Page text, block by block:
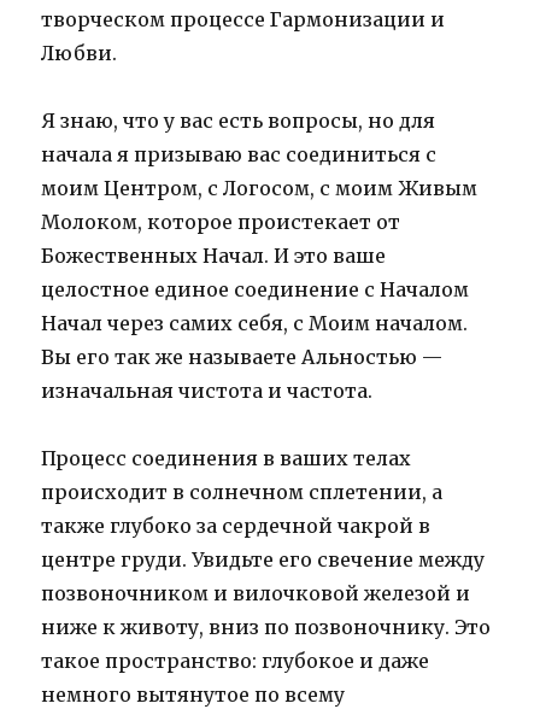
творческом процессе Гармонизации и
Любви.
Я знаю, что у вас есть вопросы, но для
начала я призываю вас соединиться с
моим Центром, с Логосом, с моим Живым
Молоком, которое проистекает от
Божественных Начал. И это ваше
целостное единое соединение с Началом
Начал через самих себя, с Моим началом.
Вы его так же называете Альностью —
изначальная чистота и частота.
Процесс соединения в ваших телах
происходит в солнечном сплетении, а
также глубоко за сердечной чакрой в
центре груди. Увидьте его свечение между
позвоночником и вилочковой железой и
ниже к животу, вниз по позвоночнику. Это
такое пространство: глубокое и даже
немного вытянутое по всему